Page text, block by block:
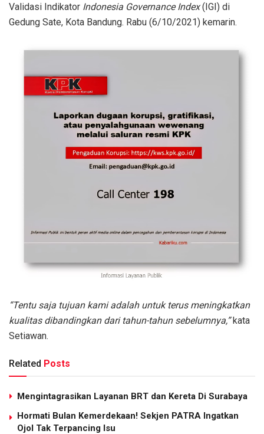
Validasi Indikator Indonesia Governance Index(IGI) di
Gedung Sate, Kota Bandung. Rabu (6/10/2021) kemarin.
“Tentu saja tujuan kami adalah untuk terus meningkatkan
kualitas dibandingkan dari tahun-tahun sebelumnya,”kata
Setiawan.
Related Posts
Mengintagrasikan Layanan BRT dan Kereta Di Surabaya
Hormati Bulan Kemerdekaan! Sekjen PATRA Ingatkan
Ojol Tak Terpancing Isu